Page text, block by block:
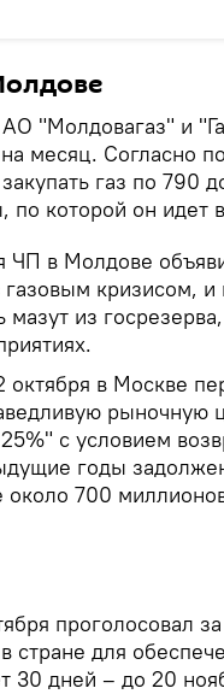
"Молдовагаз" и
месяц. Согласно
газ по 790
которой он идет
ЧП в Молдове
кризисом, и
из
в Москве
рыночную
с условием
годы
700
проголосовал
стране для
30 дней – до 20